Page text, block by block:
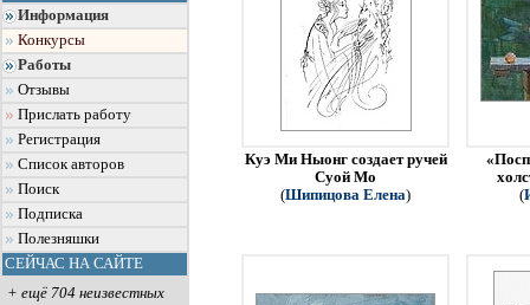
Информация
Конкурсы
Работы
Отзывы
Прислать работу
Регистрация
Список авторов
Поиск
Подписка
Полезняшки
СЕЙЧАС НА САЙТЕ
+ ещё 704 неизвестных
Куэ Ми Ныонг создает ручей
Суой Мо
(Шипицова Елена)
(